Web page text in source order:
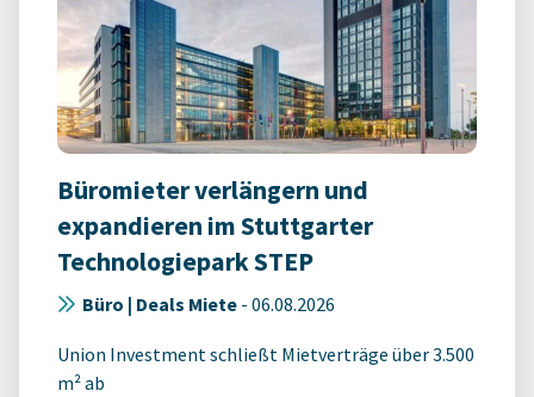
Büromieter verlängern und
expandieren im Stuttgarter
Technologiepark STEP
Büro | Deals Miete - 06.08.2026
Union Investment schließt Mietverträge über 3.500
m² ab